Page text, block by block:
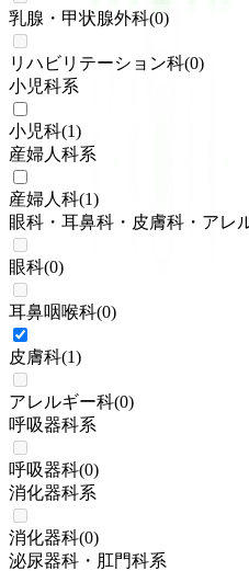
乳腺・甲状腺外科(0)
リハビリテーション科(0)
小児科系
小児科(1)
産婦人科系
産婦人科(1)
眼科・耳鼻科・皮膚科・アレ
眼科(0)
耳鼻咽喉科(0)
皮膚科(1)
アレルギー科(0)
呼吸器科系
呼吸器科(0)
消化器科系
消化器科(0)
泌尿器科・肛門科系